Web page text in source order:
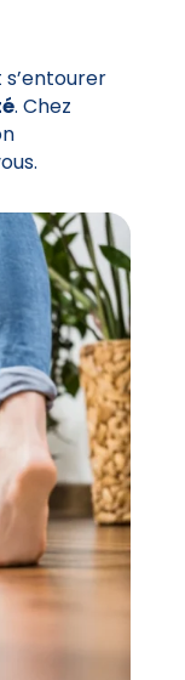
s’entourer
. Chez